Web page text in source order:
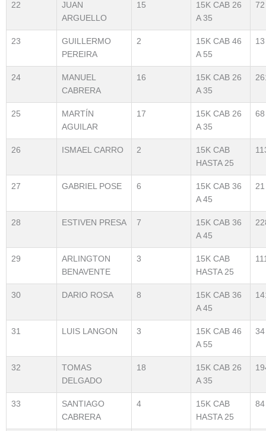
22
JUAN
ARGUELLO
15
15K CAB 26
A 35
72
23
GUILLERMO
PEREIRA
2
15K CAB 46
A 55
13
24
MANUEL
CABRERA
16
15K CAB 26
A 35
25
MARTÍN
AGUILAR
17
15K CAB 26
A 35
68
26 ISMAEL CARRO 2
15K CAB
HASTA 25
27 GABRIEL POSE 6
15K CAB 36
A 45
21
28 ESTIVEN PRESA 7
15K CAB 36
A 45
29
ARLINGTON
BENAVENTE
3
15K CAB
HASTA 25
30 DARIO ROSA 8
15K CAB 36
A 45
31 LUIS LANGON 3
15K CAB 46
A 55
34
32
TOMAS
DELGADO
18
15K CAB 26
A 35
33
SANTIAGO
CABRERA
4
15K CAB
HASTA 25
84